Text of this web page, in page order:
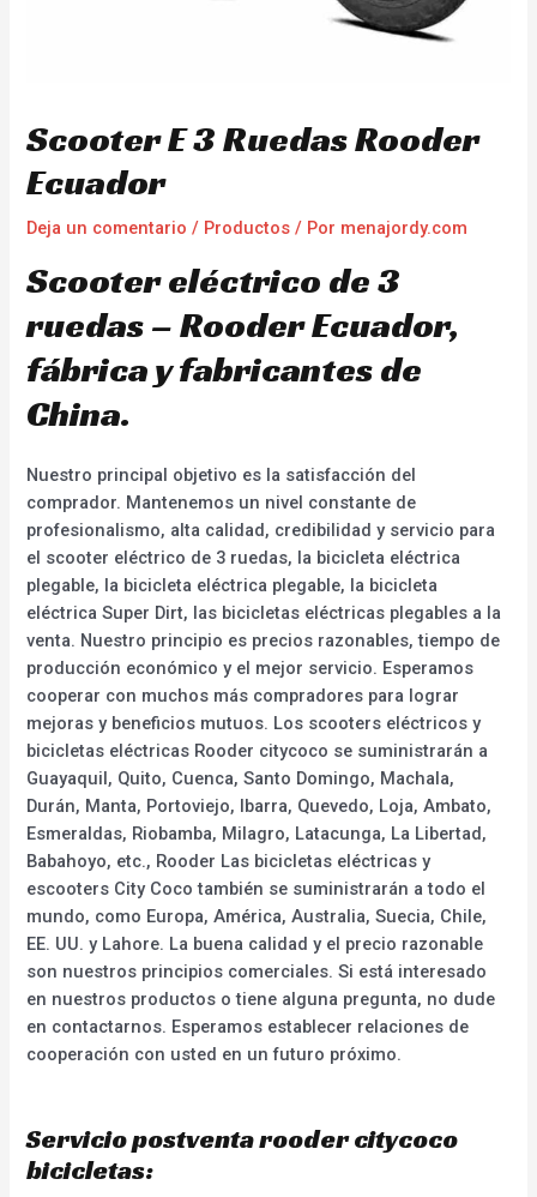
Scooter E 3 Ruedas Rooder
Ecuador
Deja un comentario / Productos / Por menajordy.com
Scooter eléctrico de 3
ruedas – Rooder Ecuador,
fábrica y fabricantes de
China.
Nuestro principal objetivo es la satisfacción del
comprador. Mantenemos un nivel constante de
profesionalismo, alta calidad, credibilidad y servicio para
el scooter eléctrico de 3 ruedas, la bicicleta eléctrica
plegable, la bicicleta eléctrica plegable, la bicicleta
eléctrica Super Dirt, las bicicletas eléctricas plegables a la
venta. Nuestro principio es precios razonables, tiempo de
producción económico y el mejor servicio. Esperamos
cooperar con muchos más compradores para lograr
mejoras y beneficios mutuos. Los scooters eléctricos y
bicicletas eléctricas Rooder citycoco se suministrarán a
Guayaquil, Quito, Cuenca, Santo Domingo, Machala,
Durán, Manta, Portoviejo, Ibarra, Quevedo, Loja, Ambato,
Esmeraldas, Riobamba, Milagro, Latacunga, La Libertad,
Babahoyo, etc., Rooder Las bicicletas eléctricas y
escooters City Coco también se suministrarán a todo el
mundo, como Europa, América, Australia, Suecia, Chile,
EE. UU. y Lahore. La buena calidad y el precio razonable
son nuestros principios comerciales. Si está interesado
en nuestros productos o tiene alguna pregunta, no dude
en contactarnos. Esperamos establecer relaciones de
cooperación con usted en un futuro próximo.
Servicio postventa rooder citycoco
bicicletas: